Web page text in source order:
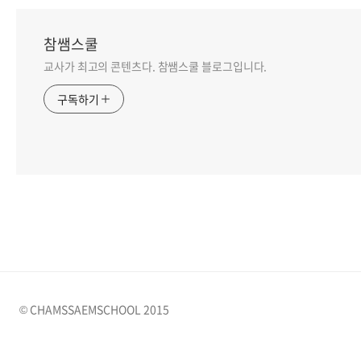
참쌤스쿨
교사가 최고의 콘텐츠다. 참쌤스쿨 블로그입니다.
구독하기
© CHAMSSAEMSCHOOL 2015